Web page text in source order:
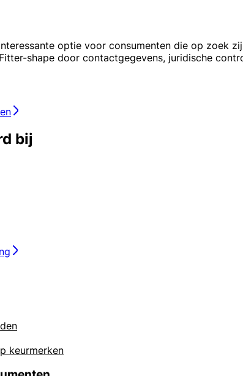
optie voor consumenten die op zoek
shape door contactgegevens, juridische
bij
keurmerken